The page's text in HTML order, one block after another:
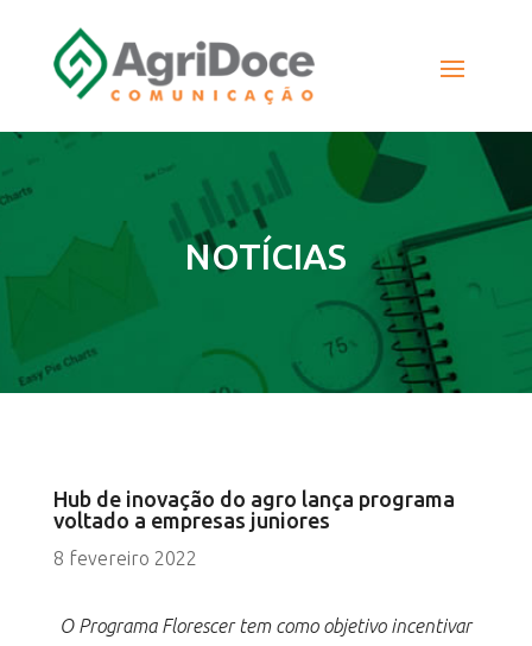
NOTÍCIAS
Hub de inovação do agro lança programa
voltado a empresas juniores
8 fevereiro 2022
O Programa Florescer tem como objetivo incentivar